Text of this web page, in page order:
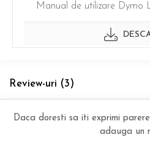
Manual de utilizare Dymo
Review-uri (3)
Daca doresti sa iti exprimi
adauga un